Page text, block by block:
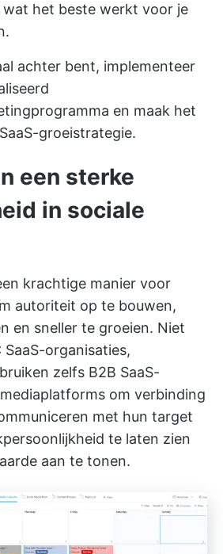
het beste werkt voor je
achter bent, implementeer
en maak het
groeistrategie.
een sterke
in sociale
krachtige manier voor
autoriteit op te bouwen,
en sneller te groeien. Niet
SaaS-organisaties,
zelfs B2B SaaS-
om verbinding
met hun target
te laten zien
aan te tonen.